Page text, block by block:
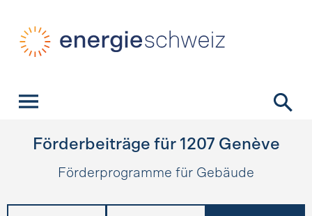
Förderbeiträge für 1207 Genève
Förderprogramme für Gebäude